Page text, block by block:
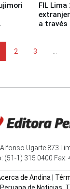
FIL
a través
2 3
Ugarte 873
(51-1) 315 0400 Fax:
de Andina|